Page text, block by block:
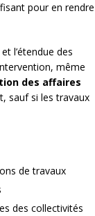
pour en rendre
l’étendue des
même
des affaires
sauf si les travaux
de travaux
des collectivités